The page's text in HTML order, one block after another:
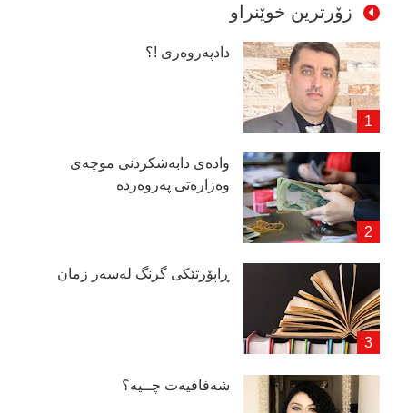
زۆرترین خوێنراو
دادپەروەری !؟
وادەی دابەشكردنی موچەی
وەزارەتی پەروەردە
ڕاپۆرتێكی گرنگ لەسەر زمان
شەفافیەت چــیە؟